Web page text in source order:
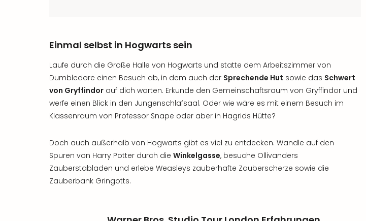
Einmal selbst in Hogwarts sein
Laufe durch die Große Halle von Hogwarts und statte dem Arbeitszimmer von
Dumbledore einen Besuch ab, in dem auch der Sprechende Hut sowie das Schwert
von Gryffindor auf dich warten. Erkunde den Gemeinschaftsraum von Gryffindor und
werfe einen Blick in den Jungenschlafsaal. Oder wie wäre es mit einem Besuch im
Klassenraum von Professor Snape oder aber in Hagrids Hütte?
Doch auch außerhalb von Hogwarts gibt es viel zu entdecken. Wandle auf den
Spuren von Harry Potter durch die Winkelgasse, besuche Ollivanders
Zauberstabladen und erlebe Weasleys zauberhafte Zauberscherze sowie die
Zauberbank Gringotts.